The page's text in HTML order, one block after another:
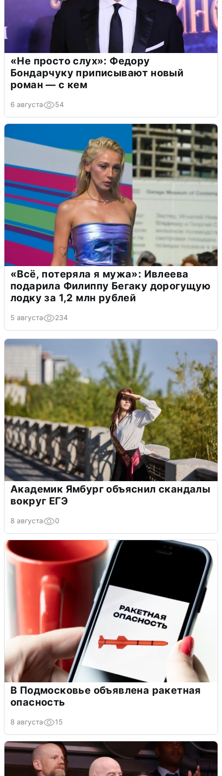
«Не просто слух»: Федору
Бондарчуку приписывают новый
роман — с кем
6 августа 54
«Всё, потеряла я мужа»: Ивлеева
подарила Филиппу Бегаку дорогущую
лодку за 1,2 млн рублей
5 августа 234
Академик Ямбург объяснил скандалы
вокруг ЕГЭ
8 августа 0
В Подмосковье объявлена ракетная
опасность
8 августа 15